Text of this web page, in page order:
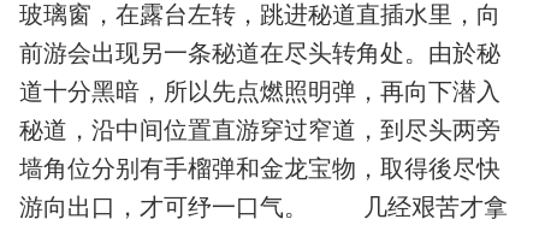
玻璃窗，在露台左转，跳进秘道直插水里，向
前游会出现另一条秘道在尽头转角处。由於秘
道十分黑暗，所以先点燃照明弹，再向下潜入
秘道，沿中间位置直游穿过窄道，到尽头两旁
墙角位分别有手榴弹和金龙宝物，取得後尽快
游向出口，才可纾一口气。 几经艰苦才拿